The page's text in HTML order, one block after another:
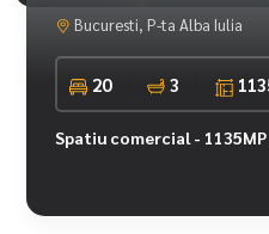
Bucuresti, P-ta Alba Iulia
20 3
Spatiu comercial -